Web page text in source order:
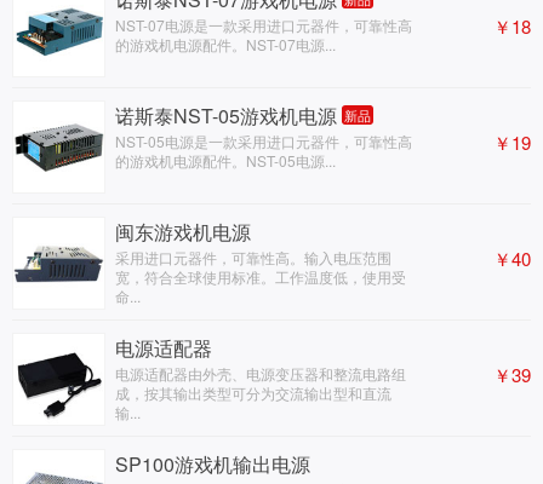
NST-07电源是一款采用进口元器件，可靠性高
的游戏机电源配件。NST-07电源...
￥18
诺斯泰NST-05游戏机电源 新品
NST-05电源是一款采用进口元器件，可靠性高
的游戏机电源配件。NST-05电源...
￥19
闽东游戏机电源
采用进口元器件，可靠性高。输入电压范围
宽，符合全球使用标准。工作温度低，使用受
命...
￥40
电源适配器
电源适配器由外壳、电源变压器和整流电路组
成，按其输出类型可分为交流输出型和直流
输...
￥39
SP100游戏机输出电源